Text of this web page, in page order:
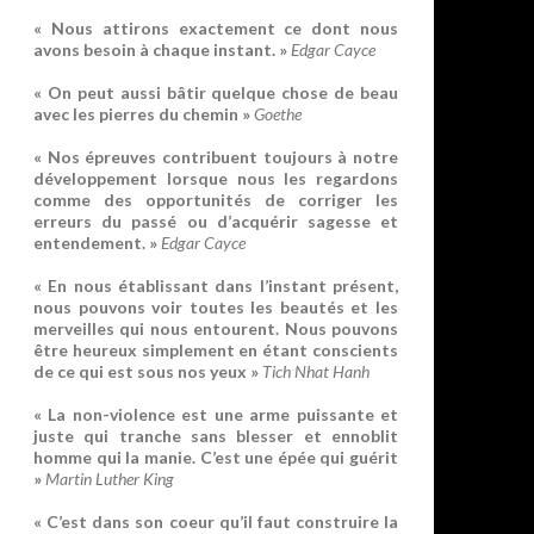
« Nous attirons exactement ce dont nous
avons besoin à chaque instant. » Edgar Cayce
« On peut aussi bâtir quelque chose de beau
avec les pierres du chemin »Goethe
« Nos épreuves contribuent toujours à notre
développement lorsque nous les regardons
comme des opportunités de corriger les
erreurs du passé ou d’acquérir sagesse et
entendement. » Edgar Cayce
« En nous établissant dans l’instant présent,
nous pouvons voir toutes les beautés et les
merveilles qui nous entourent. Nous pouvons
être heureux simplement en étant conscients
de ce qui est sous nos yeux » Tich Nhat Hanh
« La non-violence est une arme puissante et
juste qui tranche sans blesser et ennoblit
homme qui la manie. C’est une épée qui guérit
» Martin Luther King
« C’est dans son coeur qu’il faut construire la